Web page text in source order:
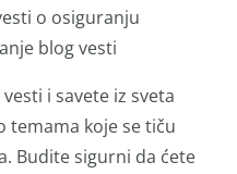
o osiguranju
blog vesti
i savete iz sveta
temama koje se tiču
Budite sigurni da ćete